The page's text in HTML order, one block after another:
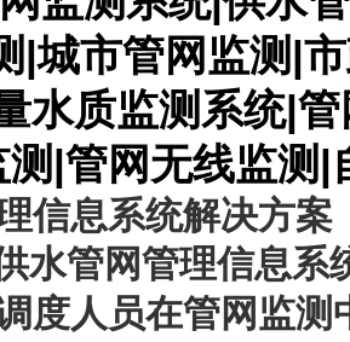
信息系统解决方案
水管网管理信息系
度人员在管网监